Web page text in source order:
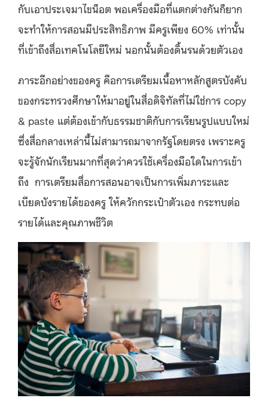
กับเอาประเจมาไขน็อต พอเครื่องมือที่แตกต่างกันก็ยาก
จะทำให้การสอนมีประสิทธิภาพ มีครูเพียง 60% เท่านั้น
ที่เข้าถึงสื่อเทคโนโลยีใหม่ นอกนั้นต้องดิ้นรนด้วยตัวเอง
ภาระอีกอย่างของครู คือการเตรียมเนื้อหาหลักสูตรบังคับ
ของกระทรวงศึกษาให้มาอยู่ในสื่อดิจิทัลที่ไม่ใช่การ copy
& paste แต่ต้องเข้ากับธรรมชาติกับการเรียนรูปแบบใหม่
ซึ่งสื่อกลางเหล่านี้ไม่สามารถมาจากรัฐโดยตรง เพราะครู
จะรู้จักนักเรียนมากที่สุดว่าควรใช้เครื่องมือใดในการเข้า
ถึง การเตรียมสื่อการสอนอาจเป็นการเพิ่มภาระและ
เบียดบังรายได้ของครู ให้ควักกระเป๋าตัวเอง กระทบต่อ
รายได้และคุณภาพชีวิต